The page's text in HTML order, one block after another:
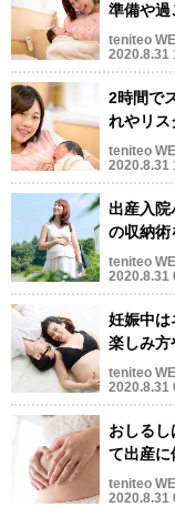
準備や過
teniteo
2020.8.31
2時間で
れやリス
teniteo
2020.8.31
出産入
の収納術
teniteo
2020.8.31
妊娠中は
楽しみ方
teniteo
2020.8.31
おしる
て出産に
teniteo
2020.8.31